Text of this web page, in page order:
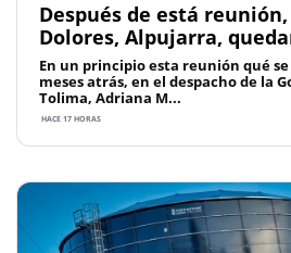
Después de está
Dolores, Alpujarra,
En un principio esta reunión qué
meses atrás, en el despacho de la
Tolima, Adriana M...
HACE 17 HORAS